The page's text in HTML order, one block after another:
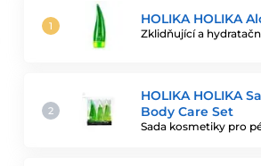
HOLIKA HOLIKA
Zklidňující a
HOLIKA HOLIKA
Body Care Set
Sada kosmetiky pro